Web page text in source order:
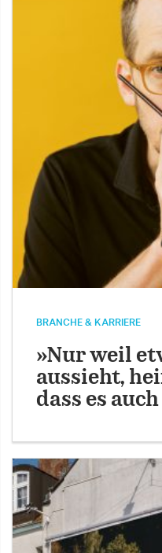
BRANCHE & KARRIERE
»Nur weil
aussieht,
dass es